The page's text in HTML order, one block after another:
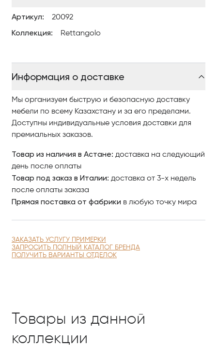
Артикул: 20092
Коллекция: Rettangolo
Информация о доставке
Мы организуем быструю и безопасную доставку
мебели по всему Казахстану и за его пределами.
Доступны индивидуальные условия доставки для
премиальных заказов.
Товар из наличия в Астане: доставка на следующий
день после оплаты
Товар под заказ в Италии: доставка от 3-х недель
после оплаты заказа
Прямая поставка от фабрики в любую точку мира
ЗАКАЗАТЬ УСЛУГУ ПРИМЕРКИ
ЗАПРОСИТЬ ПОЛНЫЙ КАТАЛОГ БРЕНДА
ПОЛУЧИТЬ ВАРИАНТЫ ОТДЕЛОК
Товары из данной
коллекции